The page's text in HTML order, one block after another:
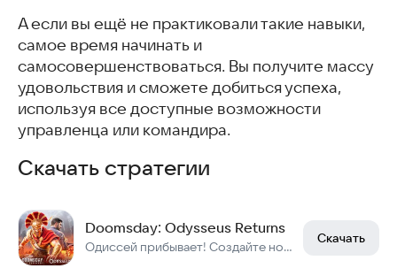
А если вы ещё не практиковали такие навыки,
самое время начинать и
самосовершенствоваться. Вы получите массу
удовольствия и сможете добиться успеха,
используя все доступные возможности
управленца или командира.
Скачать стратегии
Doomsday: Odysseus Returns
Одиссей прибывает! Создайте новый эпос, достойный героев!
Скачать